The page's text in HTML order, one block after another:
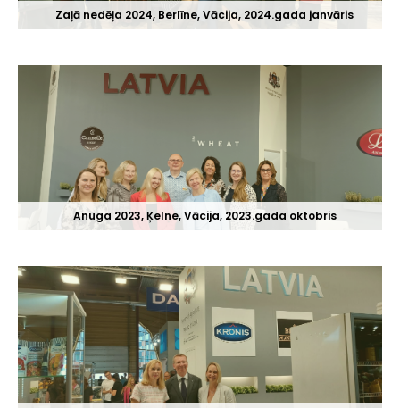
Zaļā nedēļa 2024, Berlīne, Vācija, 2024.gada janvāris
Anuga 2023, Ķelne, Vācija, 2023.gada oktobris